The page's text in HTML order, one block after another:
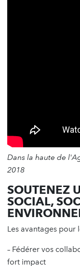
Dans la haute de
2018
SOUTENEZ
SOCIAL,
Les avantages pour
– Fédérer vos
fort impact